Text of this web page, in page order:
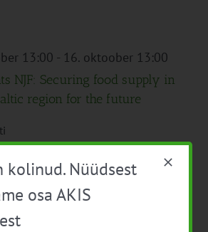
13:00 - 16. oktoober 13:00
NJF: Securing food supply in
region for the future
09:00-16:30
ja lihatoodete kvaliteet”
kolinud. Nüüdsest
osa AKIS